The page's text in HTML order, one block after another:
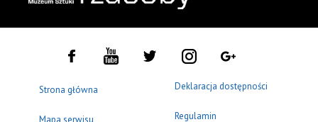
Strona główna
Mapa serwisu
Deklaracja dostępności
Regulamin